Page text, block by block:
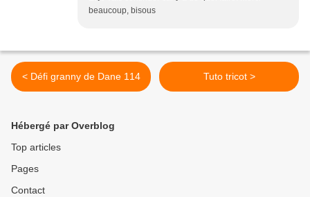
beaucoup, bisous
< Défi granny de Dane 114 Tuto tricot >
Hébergé par Overblog
Top articles
Pages
Contact